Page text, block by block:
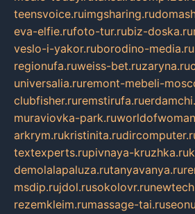
teensvoice.ruimgsharing.ru
eva-elfie.rufoto-tur.rubiz-doska.ru
veslo-i-yakor.ruborodino-media.ru
regionufa.ruweiss-bet.ruzaryna.ru
universalia.ruremont-mebeli-
clubfisher.ruremstirufa.ru
muraviovka-park.ru
arkrym.rukristinita.ru
textexperts.rupivnaya-kruzhka.ru
demolalapaluza.rutanyavanya.ru
msdip.rujdol.rusokolovr.ru
rezemkleim.rumassage-tai.ru